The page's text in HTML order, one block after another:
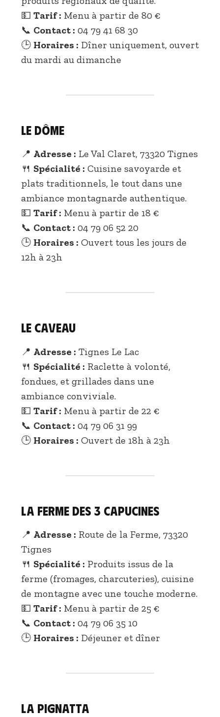
💵 Tarif : Menu à partir de 80 €
📞 Contact : 04 79 41 68 30
🕒 Horaires : Dîner uniquement, ouvert
du mardi au dimanche
Le Dôme
📍 Adresse : Le Val Claret, 73320 Tignes
🍴 Spécialité : Cuisine savoyarde et
plats traditionnels, le tout dans une
ambiance montagnarde authentique.
💵 Tarif : Menu à partir de 18 €
📞 Contact : 04 79 06 52 20
🕒 Horaires : Ouvert tous les jours de
12h à 23h
Le Caveau
📍 Adresse : Tignes Le Lac
🍴 Spécialité : Raclette à volonté,
fondues, et grillades dans une
ambiance conviviale.
💵 Tarif : Menu à partir de 22 €
📞 Contact : 04 79 06 31 99
🕒 Horaires : Ouvert de 18h à 23h
La Ferme des 3 Capucines
📍 Adresse : Route de la Ferme, 73320
Tignes
🍴 Spécialité : Produits issus de la
ferme (fromages, charcuteries), cuisine
de montagne avec une touche moderne.
💵 Tarif : Menu à partir de 25 €
📞 Contact : 04 79 06 35 10
🕒 Horaires : Déjeuner et dîner
La Pignatta